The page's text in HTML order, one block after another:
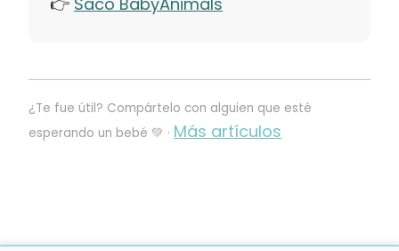
¿Te fue útil? Compártelo con alguien que esté
esperando un bebé 💚 · Más artículos